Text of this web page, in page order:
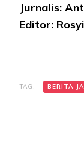
Jurnalis:
Editor:
TAG: BERITA